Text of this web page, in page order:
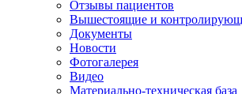
Отзывы пациентов
Вышестоящие и
Документы
Новости
Фотогалерея
Видео
Материально-техническая база